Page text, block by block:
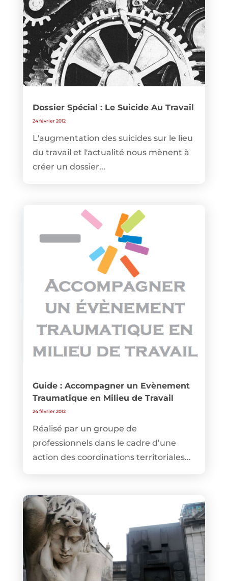
Dossier Spécial : Le Suicide Au Travail
24 février 2012
L'augmentation des suicides sur le lieu
du travail et l'actualité nous mènent à
créer un dossier...
Guide : Accompagner un Evènement
Traumatique en Milieu de Travail
24 février 2012
Réalisé par un groupe de
professionnels dans le cadre d’une
action des coordinations territoriales...